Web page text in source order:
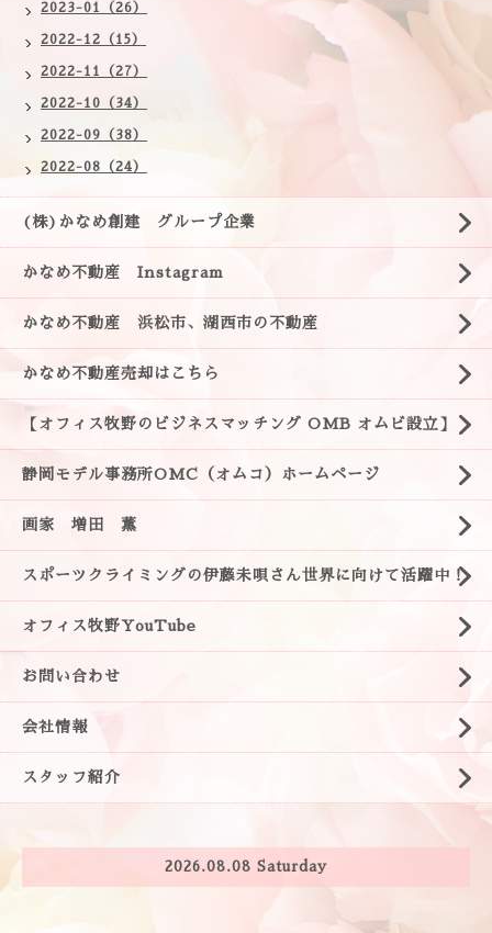
2023-01（26）
2022-12（15）
2022-11（27）
2022-10（34）
2022-09（38）
2022-08（24）
(株)かなめ創建 グループ企業
かなめ不動産 Instagram
かなめ不動産 浜松市、湖西市の不動産
かなめ不動産売却はこちら
【オフィス牧野のビジネスマッチング OMB オムビ設立】
静岡モデル事務所OMC（オムコ）ホームページ
画家 増田 薫
スポーツクライミングの伊藤未唄さん世界に向けて活躍中！
オフィス牧野YouTube
お問い合わせ
会社情報
スタッフ紹介
2026.08.08 Saturday